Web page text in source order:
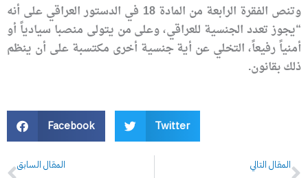
وتنص الفقرة الرابعة من المادة 18 في الدستور العراقي على أنه
“يجوز تعدد الجنسية للعراقي، وعلى من يتولى منصبا سيادياً أو
أمنياً رفيعاً، التخلي عن أية جنسية أخرى مكتسبة على أن ينظم
ذلك بقانون.
Facebook Twitter
Prev
المقال السابق المقال التالي